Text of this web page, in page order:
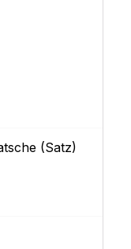
(Satz)